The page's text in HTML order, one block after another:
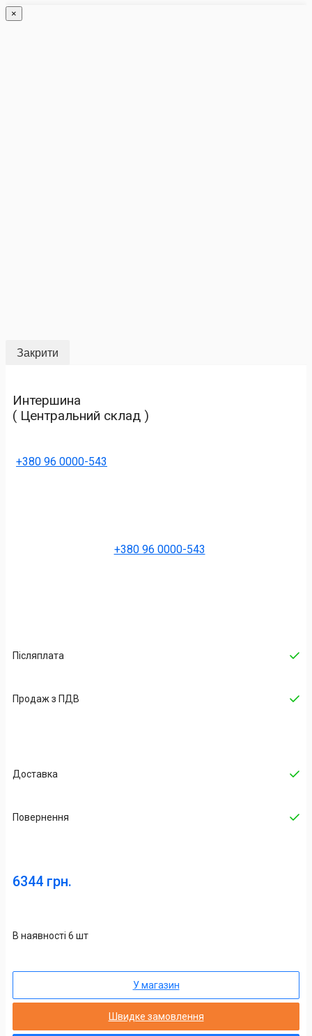
×
Закрити
Интершина
( Центральний склад )
+380 96 0000-543
+380 96 0000-543
Післяплата
Продаж з ПДВ
Доставка
Повернення
6344 грн.
В наявності 6 шт
У магазин
Швидке замовлення